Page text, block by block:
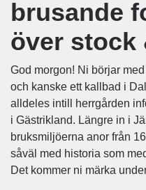
brusande
över stock
God morgon! Ni börjar
och kanske ett kallbad i
alldeles intill herrgården
i Gästrikland. Längre in i
bruksmiljöerna anor från
såväl med historia som
Det kommer ni märka